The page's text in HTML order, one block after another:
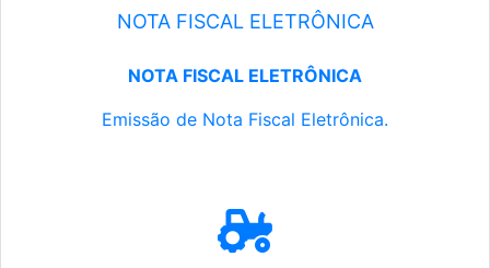
NOTA FISCAL ELETRÔNICA
NOTA FISCAL ELETRÔNICA
Emissão de Nota Fiscal Eletrônica.